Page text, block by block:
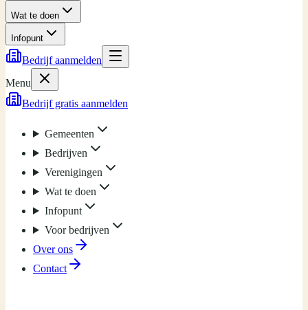
Wat te doen
Infopunt
Bedrijf aanmelden
Menu
Bedrijf gratis aanmelden
Gemeenten
Bedrijven
Verenigingen
Wat te doen
Infopunt
Voor bedrijven
Over ons
Contact